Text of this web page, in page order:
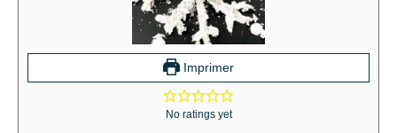
Imprimer
No ratings yet